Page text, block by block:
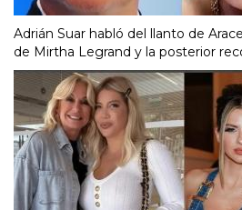
Adrián Suar habló del llanto de
de Mirtha Legrand y la posterior